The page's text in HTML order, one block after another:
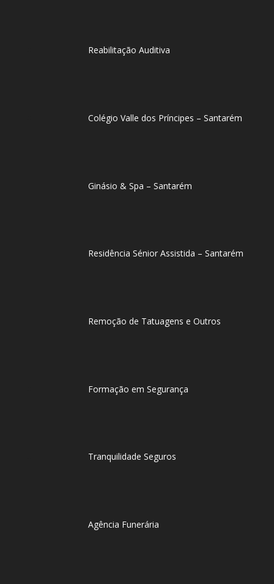
Reabilitação Auditiva
Colégio Valle dos Príncipes – Santarém
Ginásio & Spa – Santarém
Residência Sénior Assistida – Santarém
Remoção de Tatuagens e Outros
Formação em Segurança
Tranquilidade Seguros
Agência Funerária